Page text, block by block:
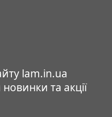
lam.in.ua
та акції